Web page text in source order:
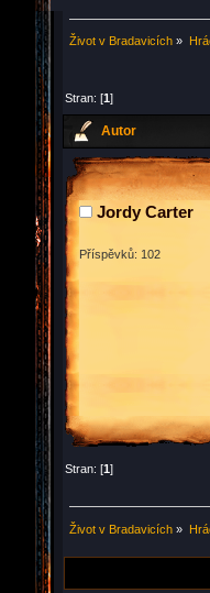
Život v Bradavicích »
Stran: [1]
Autor
Jordy Carter
Příspěvků: 102
Stran: [1]
Život v Bradavicích »